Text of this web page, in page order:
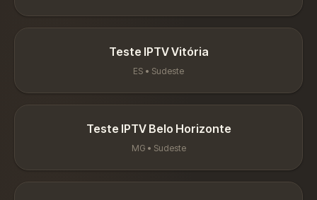
Teste IPTVVitória
ES • Sudeste
Teste IPTV Belo Horizonte
MG• Sudeste